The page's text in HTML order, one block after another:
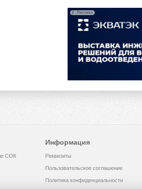
Реклама
СОК
Информация
Реквизиты
Пользовательское соглашение
Политика конфиденциальности